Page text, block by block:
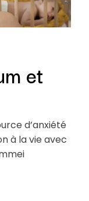
et
d’anxiété
à la vie avec